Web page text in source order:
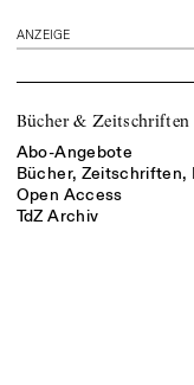
ANZEIGE
Bücher & Zeitschriften
Abo-Angebote
Bücher, Zeitschriften,
Open Access
TdZ Archiv